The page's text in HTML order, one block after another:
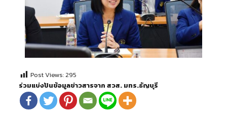
Post Views:295
ร่วมแบ่งปันข้อมูลข่าวสารจาก สวส. มทร.ธัญบุรี